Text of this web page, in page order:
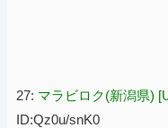
27: マラビロク(新潟県)
ID:Qz0u/snK0